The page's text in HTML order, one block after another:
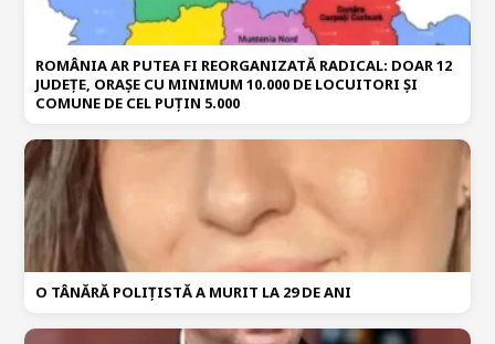
ROMÂNIA AR PUTEA FI REORGANIZATĂ RADICAL: DOAR 12
JUDEȚE, ORAȘE CU MINIMUM 10.000 DE LOCUITORI ȘI
COMUNE DE CEL PUȚIN 5.000
O TÂNĂRĂ POLIȚISTĂ A MURIT LA 29 DE ANI